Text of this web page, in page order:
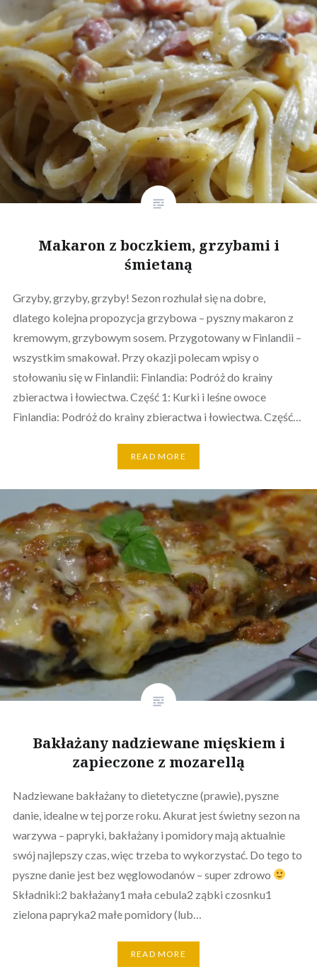
Makaron z boczkiem, grzybami i
śmietaną
Grzyby, grzyby, grzyby! Sezon rozhulał się na dobre,
dlatego kolejna propozycja grzybowa – pyszny makaron z
kremowym, grzybowym sosem. Przygotowany w Finlandii –
wszystkim smakował. Przy okazji polecam wpisy o
stołowaniu się w Finlandii: Finlandia: Podróż do krainy
zbieractwa i łowiectwa. Część 1: Kurki i leśne owoce
Finlandia: Podróż do krainy zbieractwa i łowiectwa. Część…
READ MORE
Bakłażany nadziewane mięskiem i
zapieczone z mozarellą
Nadziewane bakłażany to dietetyczne (prawie), pyszne
danie, idealne w tej porze roku. Akurat jest świetny sezon na
warzywa – papryki, bakłażany i pomidory mają aktualnie
swój najlepszy czas, więc trzeba to wykorzystać. Do tego to
pyszne danie jest bez węglowodanów – super zdrowo
Składniki:2 bakłażany1 mała cebula2 ząbki czosnku1
zielona papryka2 małe pomidory (lub…
READ MORE